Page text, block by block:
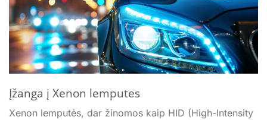
Įžanga į Xenon lemputes
Xenon lemputės, dar žinomos kaip HID (High-Intensity